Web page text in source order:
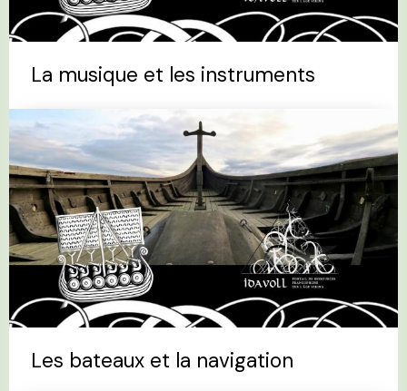
La musique et les instruments
Les bateaux et la navigation